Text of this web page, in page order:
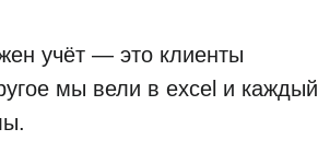
учёт — это клиенты
мы вели в excel и каждый